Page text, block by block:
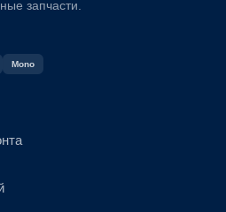
запчасти.
Mono